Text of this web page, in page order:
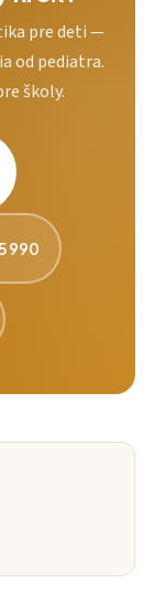
pre deti —
od pediatra.
školy.
990